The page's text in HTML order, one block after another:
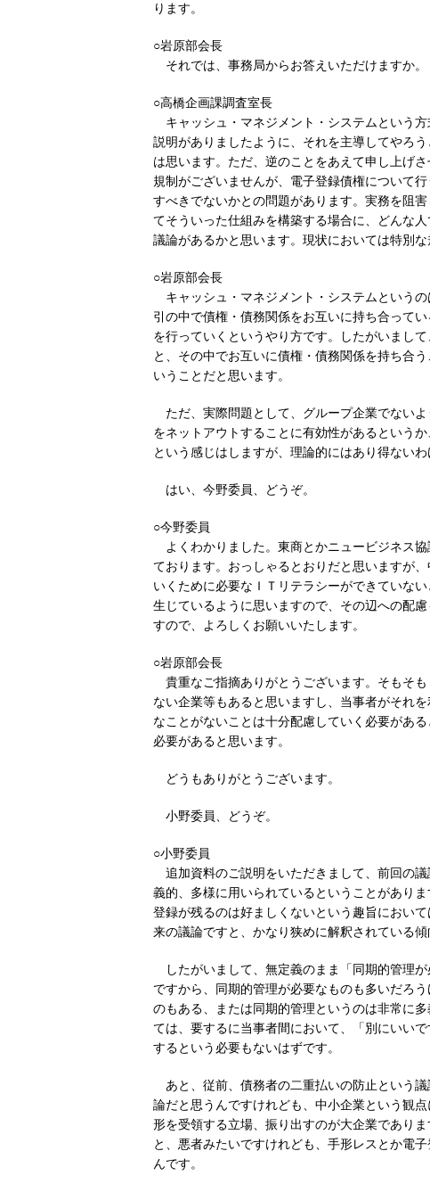
ります。
○岩原部会長
それでは、事務局からお答えいただけますか。
○高橋企画課調査室長
キャッシュ・マネジメント・システムという
説明がありましたように、それを主導してやろ
は思います。ただ、逆のことをあえて申し上げ
規制がございませんが、電子登録債権について
すべきでないかとの問題があります。実務を阻
てそういった仕組みを構築する場合に、どんな
議論があるかと思います。現状においては特別な
○岩原部会長
キャッシュ・マネジメント・システムという
引の中で債権・債務関係をお互いに持ち合って
を行っていくというやり方です。したがいまし
と、その中でお互いに債権・債務関係を持ち合
いうことだと思います。
ただ、実際問題として、グループ企業でない
をネットアウトすることに有効性があるという
という感じはしますが、理論的にはあり得ない
はい、今野委員、どうぞ。
○今野委員
よくわかりました。東商とかニュービジネス
ております。おっしゃるとおりだと思いますが
いくために必要なＩＴリテラシーができていな
生じているように思いますので、その辺への配
すので、よろしくお願いいたします。
○岩原部会長
貴重なご指摘ありがとうございます。そもそ
ない企業等もあると思いますし、当事者がそれ
なことがないことは十分配慮していく必要があ
必要があると思います。
どうもありがとうございます。
小野委員、どうぞ。
○小野委員
追加資料のご説明をいただきまして、前回の
義的、多様に用いられているということがあり
登録が残るのは好ましくないという趣旨におい
来の議論ですと、かなり狭めに解釈されている
したがいまして、無定義のまま「同期的管理
ですから、同期的管理が必要なものも多いだろ
のもある、または同期的管理というのは非常に
ては、要するに当事者間において、「別にいい
するという必要もないはずです。
あと、従前、債務者の二重払いの防止という
論だと思うんですけれども、中小企業という観
形を受領する立場、振り出すのが大企業であり
と、悪者みたいですけれども、手形レスとか電
んです。